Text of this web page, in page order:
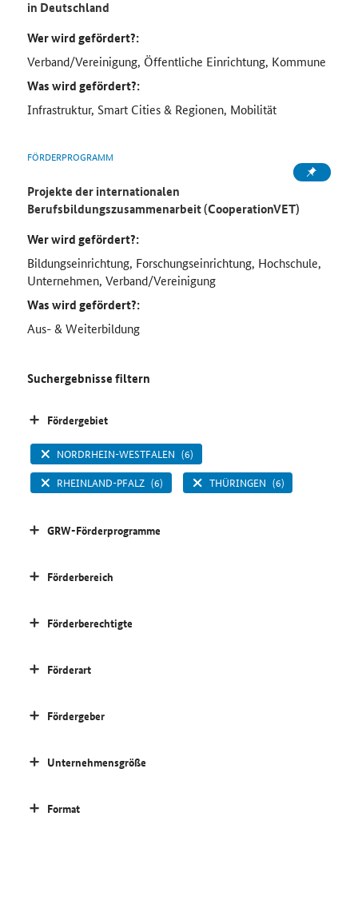
in Deutschland
Wer wird gefördert?:
Verband/Vereinigung, Öffentliche Einrichtung, Kommune
Was wird gefördert?:
Infrastruktur, Smart Cities & Regionen, Mobilität
FÖRDERPROGRAMM
Projekte der internationalen
Berufsbildungszusammenarbeit (CooperationVET)
Wer wird gefördert?:
Bildungseinrichtung, Forschungseinrichtung, Hochschule,
Unternehmen, Verband/Vereinigung
Was wird gefördert?:
Aus- & Weiterbildung
Suchergebnisse filtern
Fördergebiet
NORDRHEIN-WESTFALEN (6)
RHEINLAND-PFALZ (6) THÜRINGEN (6)
GRW-Förderprogramme
Förderbereich
Förderberechtigte
Förderart
Fördergeber
Unternehmensgröße
Format